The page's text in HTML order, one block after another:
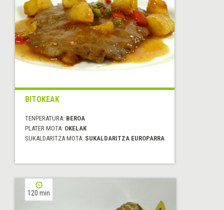
BITOKEAK
TENPERATURA: BEROA
PLATER MOTA: OKELAK
SUKALDARITZA MOTA: SUKALDARITZA EUROPARRA
120 min